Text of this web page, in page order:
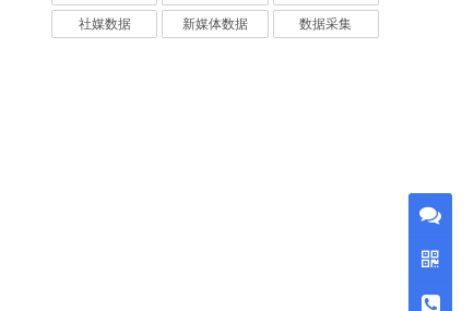
社媒数据 新媒体数据 数据采集